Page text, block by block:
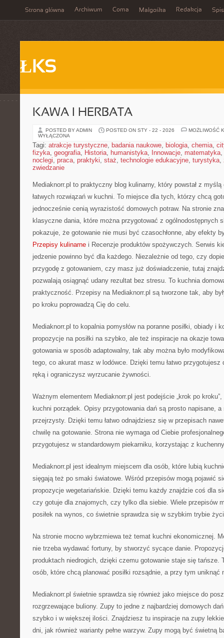
Strona główna Archiwum Coma Małgośka Redakcja
ŁKS
KAWA I HERBATA
POSTED BY ADMIN POSTED ON STY - 22 - 2026
MOŻLIWOŚĆ
WYŁĄCZONA
Tagi: atrakcje turystyczne, badania naukowe, biologia, chemia,
fizyka, geografia, Historia, humanistyka, Innowacje, matematyka,
noclegi, praca, praktyki, staż, technologie edukacyjne, turystyka,
zwiedzanie
Mediaknorr.pl to praktyczny blog kulinarny, który powstał z
łatwych rozwiązań w kuchni. To miejsce dla tych, którzy chcą
jednocześnie cenią wyrazistość domowych potraw. Na stronie
klasyczne dania, które można przygotować z ogólnodostępnych
pokazuje, że gotowanie nie musi być czasochłonne, aby efekty
Przepisy kulinarne i Recenzje produktów spożywczych. Serwis
jedzenie powinno być dla każdego. Niezależnie od tego, czy
przygodę z gotowaniem, czy masz już doświadczenie, tutaj
pozwalają osiągnąć udany rezultat bez stresu. To kuchnia
praktyczność. Przepisy na Mediaknorr.pl są tworzone tak, aby
po kroku poprowadzą Cię do celu.
Mediaknorr.pl to kopalnia pomysłów na poranne posiłki, obiady i
propozycje na posiłki na szybko, ale też inspiracje na okazje
gotowania w sposób adaptowalny, tak aby można było
tego, co akurat masz w lodówce. Dzięki temu łatwo
ręką i ograniczysz wyrzucanie żywności.
Ważnym elementem Mediaknorr.pl jest podejście „krok po
kuchni porządek. Opisy przygotowania dań są prosto napisane, a
przejrzysty. Dzięki temu łatwo odnajdziesz się w przepisach
chwilę na gotowanie. Strona nie wymaga od Ciebie
przygotujesz w standardowym piekarniku, korzystając z
Mediaknorr.pl jest idealnym miejscem dla osób, które lubią
sięgają też po smaki światowe. Wśród przepisów mogą pojawić
propozycje wegetariańskie. Dzięki temu każdy znajdzie coś dla
czy gotuje dla znajomych, czy tylko dla siebie. Wiele przepisów
posiłek na wynos, co świetnie sprawdza się w szybkim trybie
Na stronie mocno wybrzmiewa też temat kuchni ekonomicznej.
nie trzeba wydawać fortuny, by stworzyć sycące danie.
produktach niedrogich, dzięki czemu gotowanie staje się tańsze.
osób, które chcą planować posiłki rozsądnie, a przy tym uniknąć
Mediaknorr.pl świetnie sprawdza się również jako miejsce do
rozgrzewające buliony. Zupy to jedne z najbardziej domowych
szybko i w większej ilości. Znajdziesz tu inspiracje na zupy
dni, jak również warianty pełne warzyw. Zupy mogą być świetną